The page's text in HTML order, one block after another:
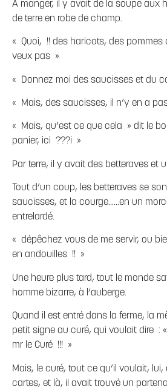
A manger, il y avait de la soupe aux
de terre en robe de champ.
« Quoi, !! des haricots, des pommes
veux pas »
« Donnez moi des saucisses et du
« Mais, des saucisses, il n’y en a
« Mais, qu’est ce que cela » dit le
panier, ici ???i »
Par terre, il y avait des betteraves et
Tout d’un coup, les betteraves se
saucisses, et la courge……en un
entrelardé.
« dépêchez vous de me servir, ou
en andouilles !! »
Une heure plus tard, tout le monde
homme bizarre, à l’auberge.
Quand il est entré dans la ferme, la
petit signe au curé, qui voulait dire :
mr le Curé !!! »
Mais, le curé, tout ce qu’il voulait, lui,
cartes, et là, il avait trouvé un